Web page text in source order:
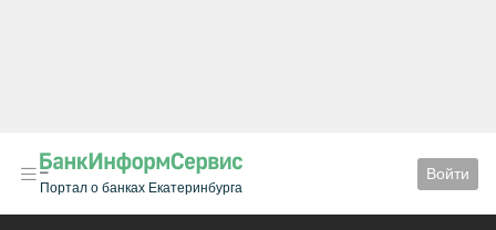
Портал о банках Екатеринбурга
Войти